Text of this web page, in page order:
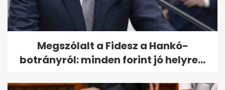
Megszólalt a Fidesz a Hankó-
botrányról: minden forint jó helyre...